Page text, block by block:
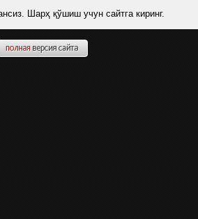
Шарҳ қўшиш учун сайтга киринг.